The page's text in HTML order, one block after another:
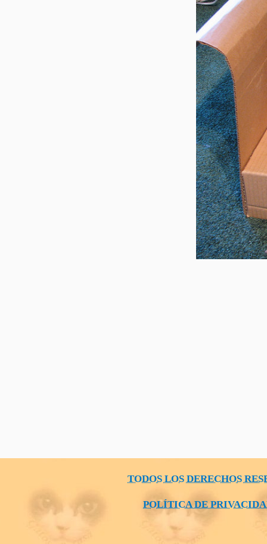
TODOS LOS DERECHOS
POLÍTICA DE